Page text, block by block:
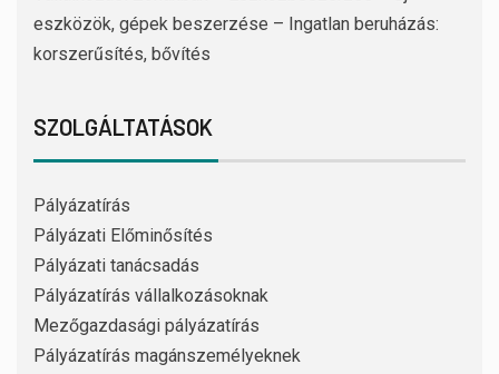
eszközök, gépek beszerzése – Ingatlan beruházás:
korszerűsítés, bővítés
SZOLGÁLTATÁSOK
Pályázatírás
Pályázati Előminősítés
Pályázati tanácsadás
Pályázatírás vállalkozásoknak
Mezőgazdasági pályázatírás
Pályázatírás magánszemélyeknek